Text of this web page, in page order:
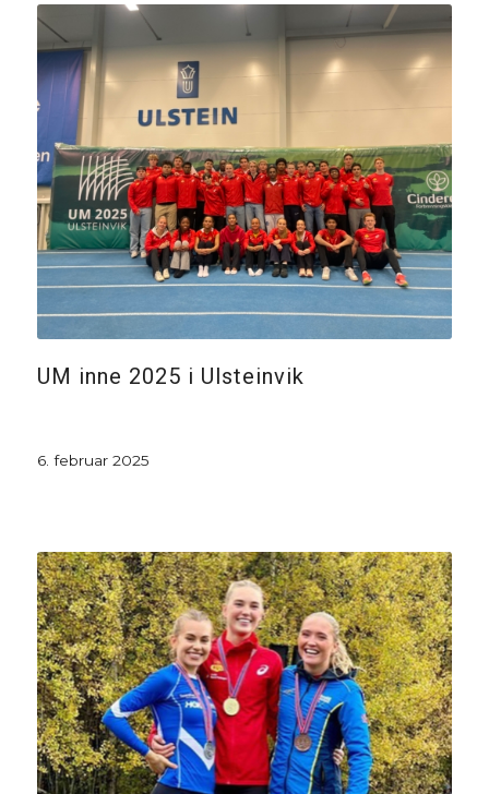
UM inne 2025 i Ulsteinvik
6. februar 2025